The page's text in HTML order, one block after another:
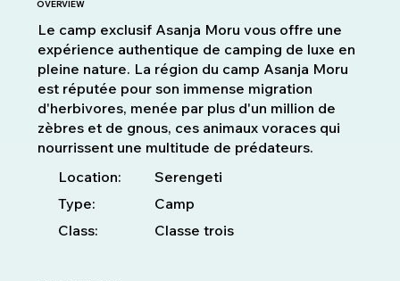
OVERVIEW
Le camp exclusif Asanja Moru vous offre une
expérience authentique de camping de luxe en
pleine nature. La région du camp Asanja Moru
est réputée pour son immense migration
d'herbivores, menée par plus d'un million de
zèbres et de gnous, ces animaux voraces qui
nourrissent une multitude de prédateurs.
Location:
Serengeti
Type:
Camp
Class:
Classe trois